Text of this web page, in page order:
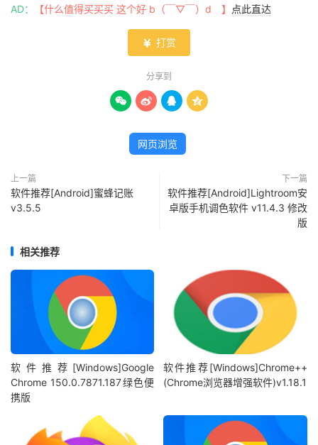
AD： 【什么值得买买买 这个好 b（￣▽￣）d 】 点此直达
 打赏
分享到
   
网页浏览
上一篇
软件推荐[Android]蜜蜂记账
v3.5.5
下一篇
软件推荐[Android]Lightroom安
卓版手机调色软件 v11.4.3 修改
版
相关推荐
软件推荐[Windows]Google
Chrome 150.0.7871.187绿色便
携版
软件推荐[Windows]Chrome++
(Chrome浏览器增强软件)v1.18.1